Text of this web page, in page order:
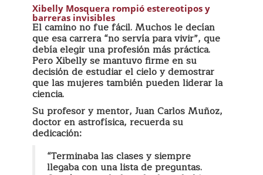
Xibelly Mosquera rompió estereotipos y
barreras invisibles
El camino no fue fácil. Muchos le decían
que esa carrera “no servía para vivir”, que
debía elegir una profesión más práctica.
Pero Xibelly se mantuvo firme en su
decisión de estudiar el cielo y demostrar
que las mujeres también pueden liderar la
ciencia.
Su profesor y mentor, Juan Carlos Muñoz,
doctor en astrofísica, recuerda su
dedicación:
“Terminaba las clases y siempre
llegaba con una lista de preguntas.